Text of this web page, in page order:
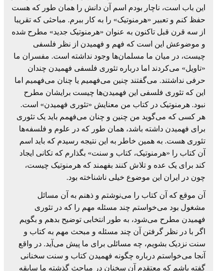
این باب است، ناچار بودم اسم آن دانش را همان طور که هست
حفظ کنم و تعبیر «هرمنوتیک» را به کار ببرم. مباحثی که تقریبا
از سه قرن قبل تاکنون به عنوان «هرمنوتیک جدید» مطرح شده
و موضوعش این است که فهم و فهمیدن از نظر فلسفی
چیست، در میان ما مسلمان‌ها وجود نداشته است. مفسران ما
«تاویل» می‌کردند اما درباره تئوری فلسفی فهمیدن چندان
حرفی نداشتند. می‌گفتند چنین می‌فهمیم یا چنان می‌فهمیم اما
این که تئوری فلسفی این فهمیدن‌ها چیست برایشان مطرح
نبود. هرمنوتیک در کتاب من معنایش «تئوری فهمیدن» است.
هر کسی که می‌گوید من چنین و چنان می‌فهمم باید یک تئوری
برای فهمیدن داشته باشد، همان طور که در علوم و فلسفه‌ها
تئوری هست. به همین خاطر به این نتیجه رسیدم که باید اسم
آن کتاب را «هرمنوتیک، کتاب و سنت» بگذارم که تکانی ایجاد
کند برای یک عده و تلاش کنند بفهمند که هرمنوتیک چیست،
چون در ایران این موضوع خیلی ناشناخته بود.
آن موقع که آن کتاب را می‌نوشتم و ذهنم به آن مسائل
مشغول بود می‌خواستم چند مسئله مهم را که در تئوری
فهمیدن مطرح می‌شود، به طور انتخابی توضیح بدهم و بگویم
اگر با در نظر گرفتن آن چند مسئله و مبحث مهم به کتاب و
سنت نزدیک بشویم، چه مسائلی برای ما پیش می‌آید. در واقع
آنجا می‌خواستم درباره چگونه فهمیدن کتاب و سنت سخنانی
گفته باشم که معتقدم آن سخنان در مباحث گذشته ما سابقه